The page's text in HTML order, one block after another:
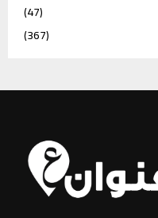
(47)
(367)